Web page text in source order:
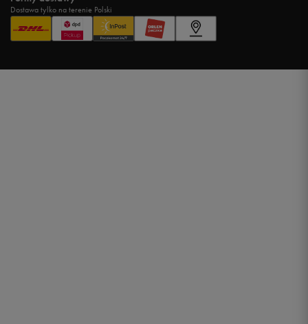
Dostawa tylko na terenie Polski